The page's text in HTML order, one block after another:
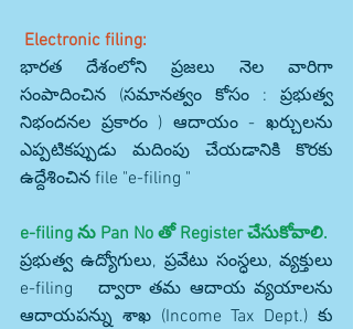
Electronic filing:
భారత దేశంలోని ప్రజలు నెల వారిగా
సంపాదించిన (సమానత్వం కోసం : ప్రభుత్వ
నిభందనల ప్రకారం ) ఆదాయం - ఖర్చులను
ఎప్పటికప్పుడు మదింపు చేయడానికి కొరకు
ఉద్దేశించిన file "e-filing "
e-filing ను Pan No తో Register చేసుకోవాలి.
ప్రభుత్వ ఉద్యోగులు, ప్రవేటు సంస్ధలు, వ్యక్తులు
e-filing   ద్వారా తమ ఆదాయ వ్యయాలను
ఆదాయపన్ను శాఖ (Income Tax Dept.) కు